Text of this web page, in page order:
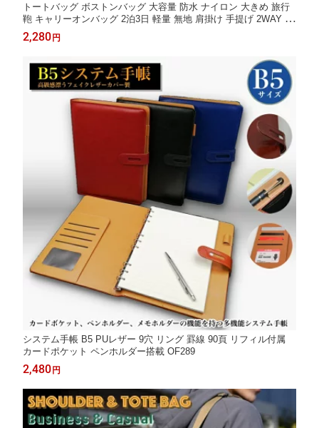
トートバッグ ボストンバッグ 大容量 防水 ナイロン 大きめ 旅行
鞄 キャリーオンバッグ 2泊3日 軽量 無地 肩掛け 手提げ 2WAY S
H314
2,280円
システム手帳 B5 PUレザー 9穴 リング 罫線 90頁 リフィル付属
カードポケット ペンホルダー搭載 OF289
2,480円